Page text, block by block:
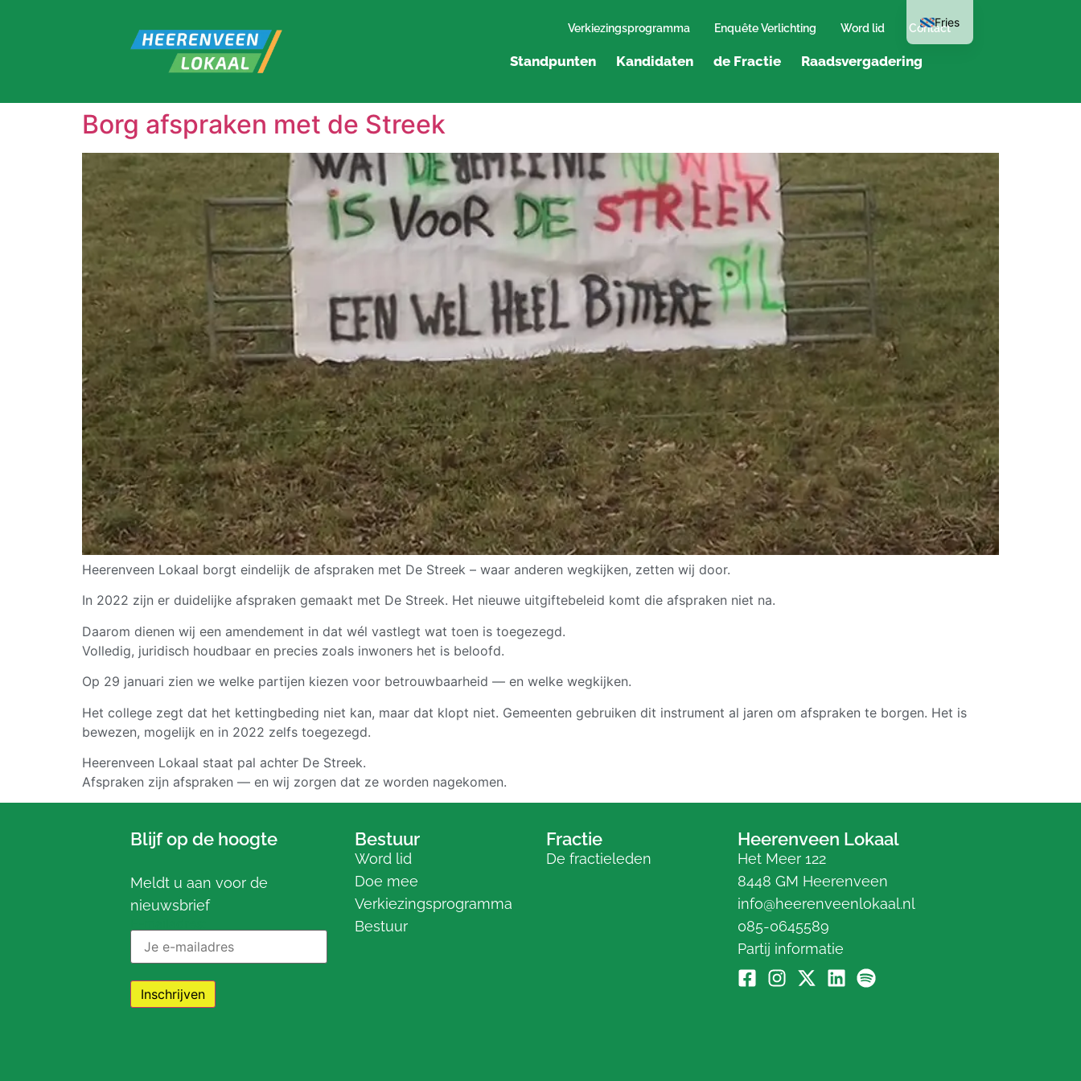
Verkiezingsprogramma Enquête Verlichting Word lid Contact
Standpunten Kandidaten de Fractie Raadsvergadering
Borg afspraken met de Streek
Heerenveen Lokaal borgt eindelijk de afspraken met De Streek – waar anderen wegkijken, zetten wij door.
In 2022 zijn er duidelijke afspraken gemaakt met De Streek. Het nieuwe uitgiftebeleid komt die afspraken niet na.
Daarom dienen wij een amendement in dat wél vastlegt wat toen is toegezegd.
Volledig, juridisch houdbaar en precies zoals inwoners het is beloofd.
Op 29 januari zien we welke partijen kiezen voor betrouwbaarheid — en welke wegkijken.
Het college zegt dat het kettingbeding niet kan, maar dat klopt niet. Gemeenten gebruiken dit instrument al jaren om afspraken te borgen. Het is
bewezen, mogelijk en in 2022 zelfs toegezegd.
Heerenveen Lokaal staat pal achter De Streek.
Afspraken zijn afspraken — en wij zorgen dat ze worden nagekomen.
Blijf op de hoogte
Meldt u aan voor de
nieuwsbrief
Bestuur
Word lid
Doe mee
Verkiezingsprogramma
Bestuur
Fractie
De fractieleden
Heerenveen Lokaal
Het Meer 122
8448 GM Heerenveen
info@heerenveenlokaal.nl
085-0645589
Partij informatie
Fries